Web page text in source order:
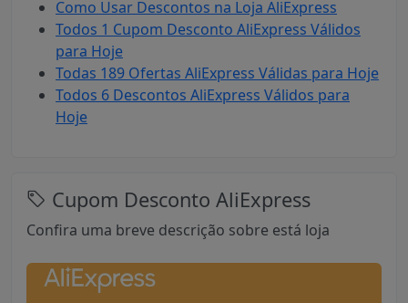
Como Usar Descontos na Loja AliExpress
Todos 1 Cupom Desconto AliExpress Válidos
para Hoje
Todas 189 Ofertas AliExpress Válidas para Hoje
Todos 6 Descontos AliExpress Válidos para
Hoje
Cupom Desconto AliExpress
Confira uma breve descrição sobre está loja